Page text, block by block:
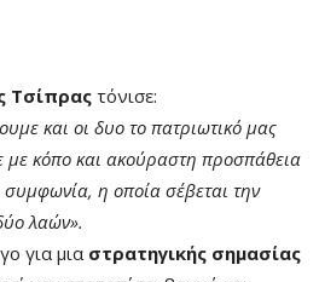
Τσίπρας τόνισε:
και οι δυο το πατριωτικό μας
με κόπο και ακούραστη προσπάθεια
η οποία σέβεται την
λαών».
για μια στρατηγικής σημασίας